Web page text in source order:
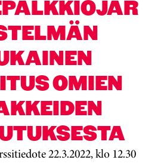
OMIEN
22.3.2022, klo 12.30